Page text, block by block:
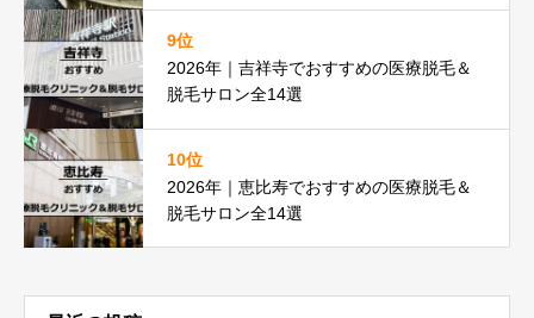
9位
2026年｜吉祥寺でおすすめの医療脱毛＆
脱毛サロン全14選
10位
2026年｜恵比寿でおすすめの医療脱毛＆
脱毛サロン全14選